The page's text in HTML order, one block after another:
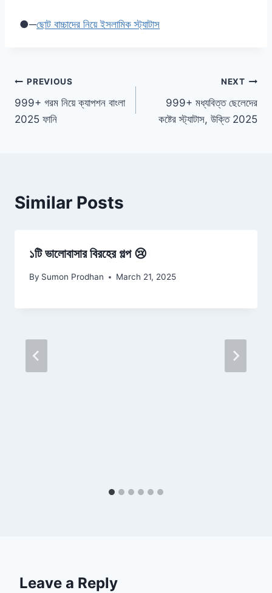
●─ছোট বাচ্চাদের নিয়ে ইসলামিক স্ট্যাটাস
Post
navigation
PREVIOUS
999+ গরম নিয়ে ক্যাপশন বাংলা
2025 ফানি
NEXT
999+ মধ্যবিত্ত ছেলেদের
কষ্টের স্ট্যাটাস, উক্তি 2025
Similar Posts
১টি ভালোবাসার বিরহের গল্প 😢
By Sumon Prodhan March 21, 2025
Leave a Reply